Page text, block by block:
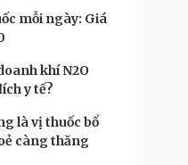
mỗi ngày: Giá
khí N2O
y tế?
là vị thuốc bổ
càng thăng